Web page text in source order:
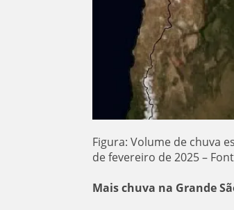
Figura: Volume de chuva
de fevereiro de 2025 –
Mais chuva na Grande